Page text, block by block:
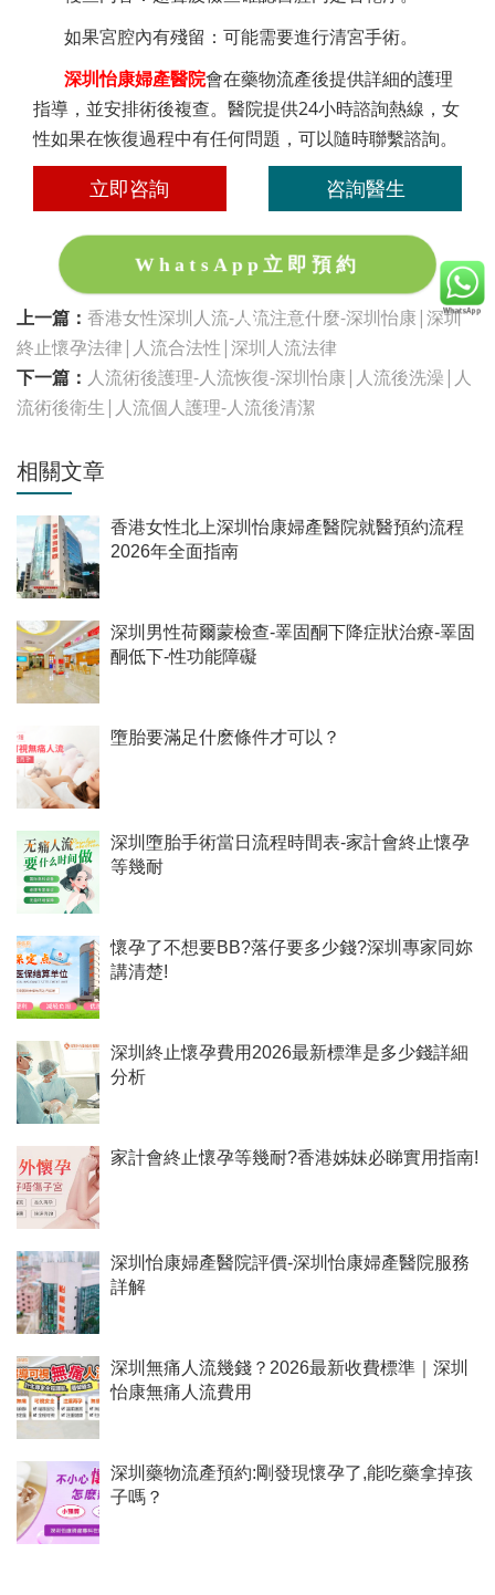
如果宮腔內有殘留：可能需要進行清宮手術。
深圳怡康婦產醫院會在藥物流產後提供詳細的護理
指導，並安排術後複查。醫院提供24小時諮詢熱線，女
性如果在恢復過程中有任何問題，可以隨時聯繫諮詢。
立即咨詢 咨詢醫生
WhatsApp立即預約
上一篇： 香港女性深圳人流-人流注意什麼-深圳怡康|深圳
終止懷孕法律|人流合法性|深圳人流法律
下一篇： 人流術後護理-人流恢復-深圳怡康|人流後洗澡|人
流術後衛生|人流個人護理-人流後清潔
相關文章
香港女性北上深圳怡康婦產醫院就醫預約流程
2026年全面指南
深圳男性荷爾蒙檢查-睪固酮下降症狀治療-睪固
酮低下-性功能障礙
墮胎要滿足什麽條件才可以？
深圳墮胎手術當日流程時間表-家計會終止懷孕
等幾耐
懷孕了不想要BB?落仔要多少錢?深圳專家同妳
講清楚!
深圳終止懷孕費用2026最新標準是多少錢詳細
分析
家計會終止懷孕等幾耐?香港姊妹必睇實用指南!
深圳怡康婦產醫院評價-深圳怡康婦產醫院服務
詳解
深圳無痛人流幾錢？2026最新收費標準｜深圳
怡康無痛人流費用
深圳藥物流產預約:剛發現懷孕了,能吃藥拿掉孩
子嗎？